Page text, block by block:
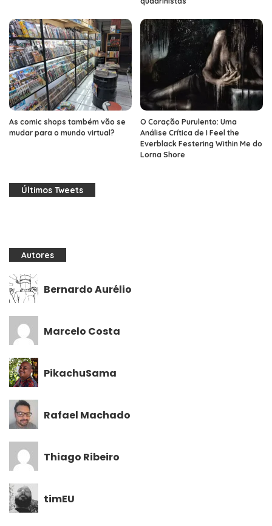
As comic shops também vão se
mudar para o mundo virtual?
O Coração Purulento: Uma
Análise Crítica de I Feel the
Everblack Festering Within Me do
Lorna Shore
Últimos Tweets
Autores
Bernardo Aurélio
Marcelo Costa
PikachuSama
Rafael Machado
Thiago Ribeiro
timEU